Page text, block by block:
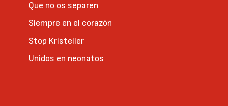
Que no os separen
Siempre en el corazón
Stop Kristeller
Unidos en neonatos